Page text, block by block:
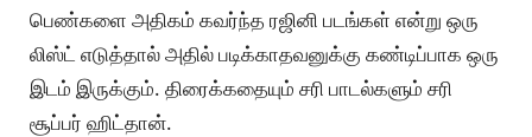
பெண்களை அதிகம் கவர்ந்த ரஜினி படங்கள் என்று ஒரு
லிஸ்ட் எடுத்தால் அதில் படிக்காதவனுக்கு கண்டிப்பாக ஒரு
இடம் இருக்கும். திரைக்கதையும் சரி பாடல்களும் சரி
சூப்பர் ஹிட்தான்.